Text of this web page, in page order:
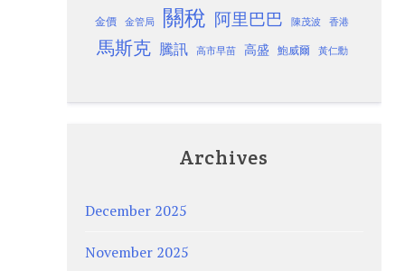
金價 金管局 關稅 阿里巴巴 陳茂波 香港
馬斯克 騰訊 高市早苗 高盛 鮑威爾 黃仁勳
Archives
December 2025
November 2025